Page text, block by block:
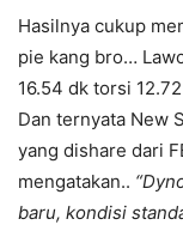
Hasilnya cukup
pie kang bro…
16.54 dk torsi
Dan ternyata New
yang dishare dari
mengatakan..
baru, kondisi